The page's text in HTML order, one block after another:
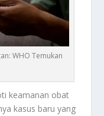
WHO Temukan
keamanan obat
kasus baru yang